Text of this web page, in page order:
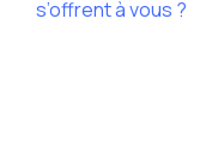
s’offrent à vous ?